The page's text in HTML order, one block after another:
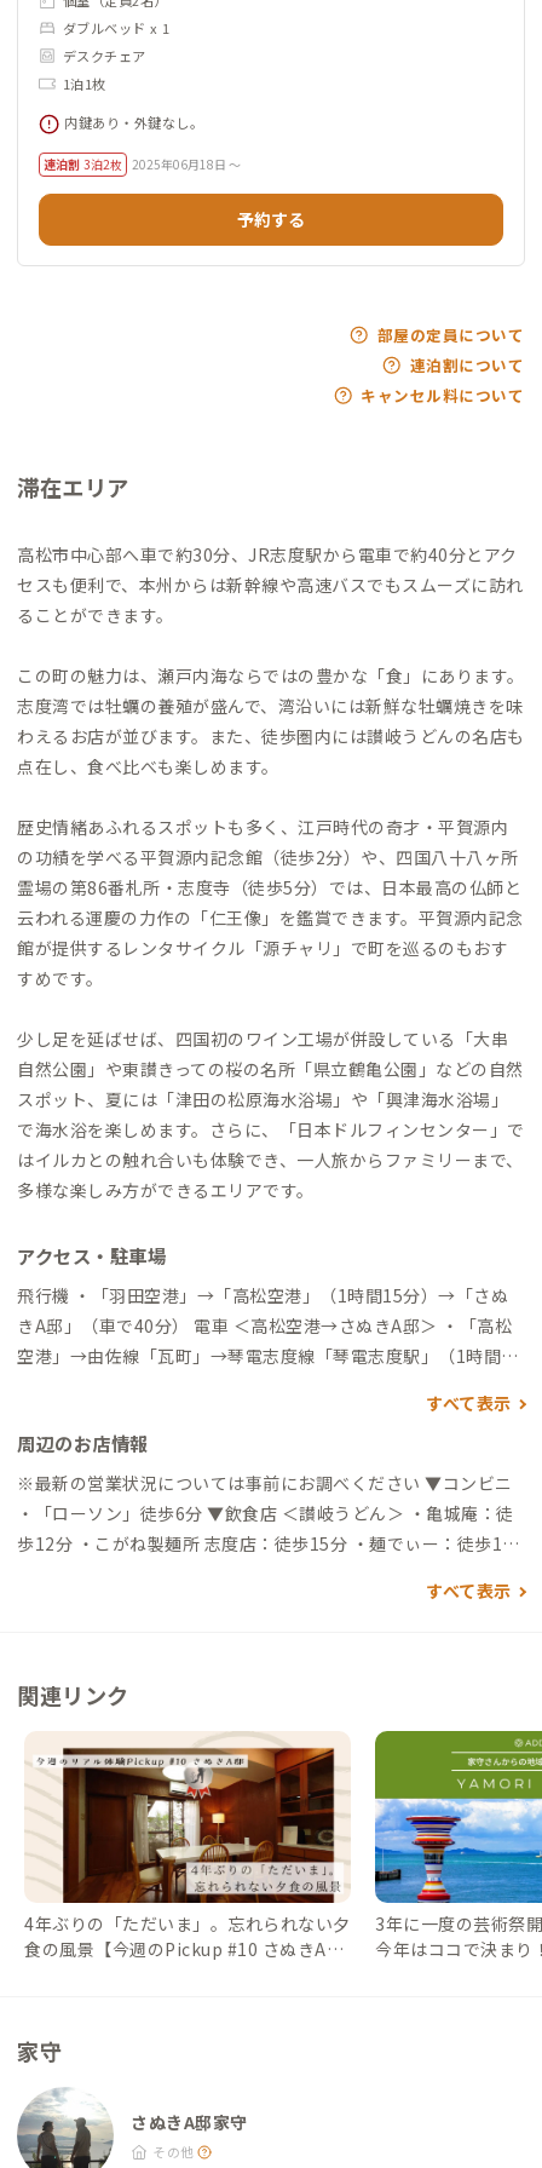
ダブルベッド x 1
デスクチェア
1泊1枚
内鍵あり・外鍵なし。
連泊割 3泊2枚 2025年06月18日 ～
予約する
部屋の定員について
連泊割について
キャンセル料について
滞在エリア
高松市中心部へ車で約30分、JR志度駅から電車で約40分とアク
セスも便利で、本州からは新幹線や高速バスでもスムーズに訪れ
ることができます。
この町の魅力は、瀬戸内海ならではの豊かな「食」にあります。
志度湾では牡蠣の養殖が盛んで、湾沿いには新鮮な牡蠣焼きを味
わえるお店が並びます。また、徒歩圏内には讃岐うどんの名店も
点在し、食べ比べも楽しめます。
歴史情緒あふれるスポットも多く、江戸時代の奇才・平賀源内
の功績を学べる平賀源内記念館（徒歩2分）や、四国八十八ヶ所
霊場の第86番札所・志度寺（徒歩5分）では、日本最高の仏師と
云われる運慶の力作の「仁王像」を鑑賞できます。平賀源内記念
館が提供するレンタサイクル「源チャリ」で町を巡るのもおす
すめです。
少し足を延ばせば、四国初のワイン工場が併設している「大串
自然公園」や東讃きっての桜の名所「県立鶴亀公園」などの自然
スポット、夏には「津田の松原海水浴場」や「興津海水浴場」
で海水浴を楽しめます。さらに、「日本ドルフィンセンター」で
はイルカとの触れ合いも体験でき、一人旅からファミリーまで、
多様な楽しみ方ができるエリアです。
アクセス・駐車場
飛行機 ・「羽田空港」→「高松空港」（1時間15分）→「さぬ
きA邸」（車で40分） 電車 ＜高松空港→さぬきA邸＞ ・「高松
空港」→由佐線「瓦町」→琴電志度線「琴電志度駅」（1時間50
→「瓦町」→琴電志度線「琴電志度駅」（1時間10分）→「さぬ
きA邸」（徒歩5分） ＜高松駅→さぬきA邸＞ ・高徳線「高松
駅」→「志度駅」（30分）→「さぬきA邸」（徒歩6分） 新幹線
・東海道・山陽新幹線「新大阪駅」→瀬戸大橋線「岡山駅」→
高徳線「高松駅」→「志度駅/北口」（2時間30分）→「さぬきA
駅）→「高速志度」（約10時間/夜便）→「さぬきA邸」（徒歩2
（徒歩6分） ＜大阪→高松駅行き＞ ・大阪（大阪駅/阪急3番街
（徒歩20分） ・大阪（大阪駅/阪急3番街駅）→「高松駅」（約3
時間半/昼便）→高徳線「高松駅」→「志度駅/北口」（30分）→
「さぬきA邸」（徒歩6分） ※「高松駅」→「志度駅」はJR特急
うずしおで約14分
すべて表示
周辺のお店情報
※最新の営業状況については事前にお調べください ▼コンビニ
・「ローソン」徒歩6分 ▼飲食店 ＜讃岐うどん＞ ・亀城庵：徒
歩12分 ・こがね製麺所 志度店：徒歩15分 ・麺でぃー：徒歩13
き焼 かくれ家：徒歩10分 ・カキ焼き かきの山：徒歩10分 ・
き：徒歩3分（居酒屋） ・旬彩料理 以志や:徒歩2分（和食・海鮮
料理） ▼その他 ＜歴史・文化施設＞ ・平賀源内記念館：徒歩2
分 ・志度寺：徒歩5分 ＜自然・体験型施設＞ ・大串自然公園・
テアトロン：車で約15分 ・津田の松原海水浴場：車で約15分 ・
県立鶴亀公園：車で約15分 ・日本ドルフィンセンター：車で約
20分
すべて表示
関連リンク
4年ぶりの「ただいま」。忘れられない夕
食の風景【今週のPickup #10 さぬきA
3年に一度の芸術祭
今年はココで決まり
家守
さぬきA邸家守
その他